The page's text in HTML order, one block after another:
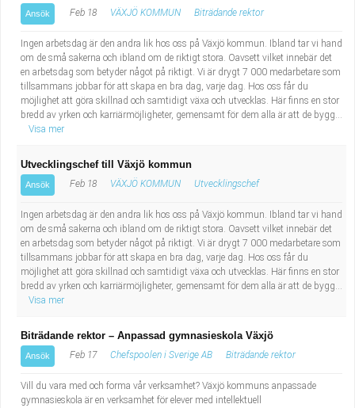
Ansök Feb 18 VÄXJÖ KOMMUN Biträdande rektor
Ingen arbetsdag är den andra lik hos oss på Växjö kommun. Ibland tar vi hand
om de små sakerna och ibland om de riktigt stora. Oavsett vilket innebär det
en arbetsdag som betyder något på riktigt. Vi är drygt 7 000 medarbetare som
tillsammans jobbar för att skapa en bra dag, varje dag. Hos oss får du
möjlighet att göra skillnad och samtidigt växa och utvecklas. Här finns en stor
bredd av yrken och karriärmöjligheter, gemensamt för dem alla är att de bygg...
Visa mer
Utvecklingschef till Växjö kommun
Ansök Feb 18 VÄXJÖ KOMMUN Utvecklingschef
Ingen arbetsdag är den andra lik hos oss på Växjö kommun. Ibland tar vi hand
om de små sakerna och ibland om de riktigt stora. Oavsett vilket innebär det
en arbetsdag som betyder något på riktigt. Vi är drygt 7 000 medarbetare som
tillsammans jobbar för att skapa en bra dag, varje dag. Hos oss får du
möjlighet att göra skillnad och samtidigt växa och utvecklas. Här finns en stor
bredd av yrken och karriärmöjligheter, gemensamt för dem alla är att de bygg...
Visa mer
Biträdande rektor – Anpassad gymnasieskola Växjö
Ansök Feb 17 Chefspoolen i Sverige AB Biträdande rektor
Vill du vara med och forma vår verksamhet? Växjö kommuns anpassade
gymnasieskola är en verksamhet för elever med intellektuell